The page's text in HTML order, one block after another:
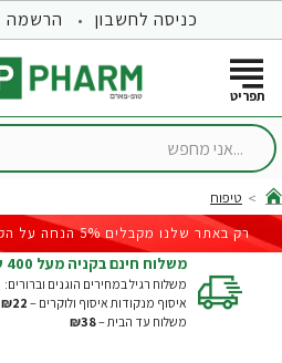
כניסה לחשבון הרשמה
...אני
home
טיפוח
רק באתר שלנו מקבלים 5% הנחה על הקנייה הבאה |
משלוח חינם בקניה מעל 400 ש"ח | דרך איפוסט עד 5 ק"ג
משלוח רגיל במחירים הוגנים וברורים:
איסוף מנקודות איסוף ולוקרים – ₪22
משלוח עד הבית –₪38